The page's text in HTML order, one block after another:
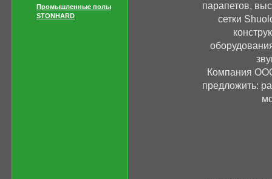
Промышленные полы
STONHARD
парапетов,
сетки
Компания
предложить: